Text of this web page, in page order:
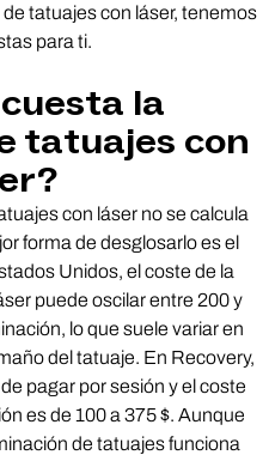
tatuajes con láser, tenemos
para ti.
la
tatuajes con
con láser no se calcula
forma de desglosarlo es el
Unidos, el coste de la
puede oscilar entre 200 y
lo que suele variar en
del tatuaje. En Recovery,
pagar por sesión y el coste
es de 100 a 375 $. Aunque
de tatuajes funciona